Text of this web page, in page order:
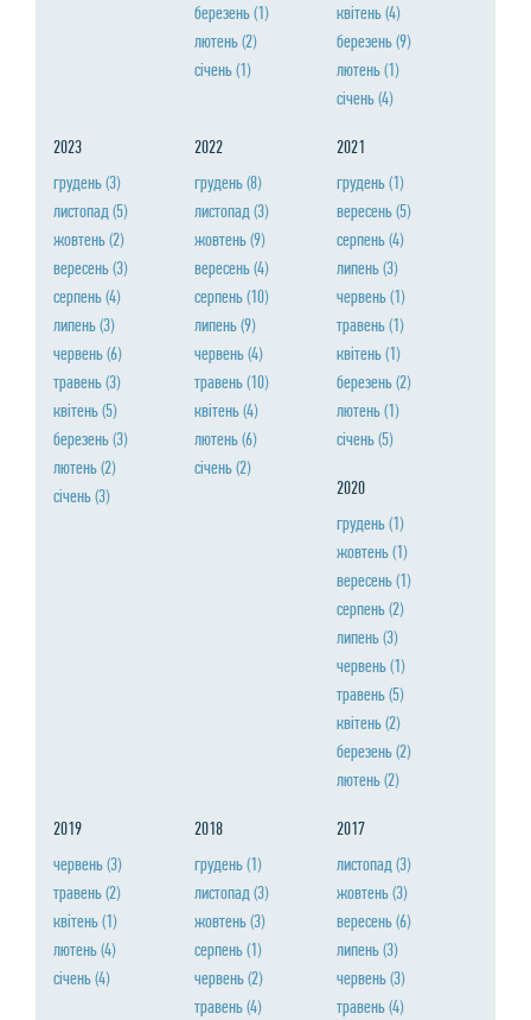
березень(1)
лютень(2)
сiчень(1)
квiтень(4)
березень(9)
лютень(1)
сiчень(4)
2023
грудень(3)
листопад(5)
жовтень(2)
вересень(3)
серпень(4)
липень(3)
червень(6)
травень(3)
квiтень(5)
березень(3)
лютень(2)
сiчень(3)
2022
грудень(8)
листопад(3)
жовтень(9)
вересень(4)
серпень(10)
липень(9)
червень(4)
травень(10)
квiтень(4)
лютень(6)
сiчень(2)
2021
грудень(1)
вересень(5)
серпень(4)
липень(3)
червень(1)
травень(1)
квiтень(1)
березень(2)
лютень(1)
сiчень(5)
2020
грудень(1)
жовтень(1)
вересень(1)
серпень(2)
липень(3)
червень(1)
травень(5)
квiтень(2)
березень(2)
лютень(2)
2019
червень(3)
травень(2)
квiтень(1)
лютень(4)
сiчень(4)
2018
грудень(1)
листопад(3)
жовтень(3)
серпень(1)
червень(2)
травень(4)
2017
листопад(3)
жовтень(3)
вересень(6)
липень(3)
червень(3)
травень(4)